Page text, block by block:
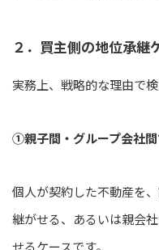
２．買主側の地位承継
実務上、戦略的な理由で
①親子間・グループ会社間
個人が契約した不動産を
継がせる、あるいは親会
せるケースです。